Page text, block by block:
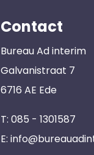
Contact
Bureau Ad interim
Galvanistraat 7
6716 AE Ede
T: 085 - 1301587
E: